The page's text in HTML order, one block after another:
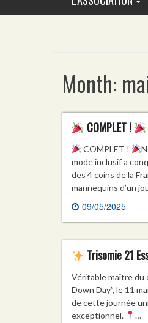
Month:
COMPLET !
COMPLET !
mode inclusif a
des 4 coins de la
mannequins d’un
09/05/2025
Trisomie 21
Véritable maître du
Down Day”, le 11
de cette journée
exceptionnel.
…